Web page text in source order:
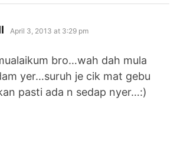
says:
April 3, 2013 at 3:29 pm
bro…wah dah mula
yer…suruh je cik mat gebu
pasti ada n sedap nyer…:)